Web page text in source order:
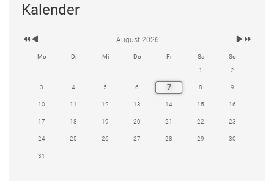
Kalender
August 2026
Mo Di Mi Do Fr Sa
So
1
2
3 4 5 6 7 8 9
10 11 12 13 14 15 16
17 18 19 20 21 22 23
24 25 26 27 28 29 30
31